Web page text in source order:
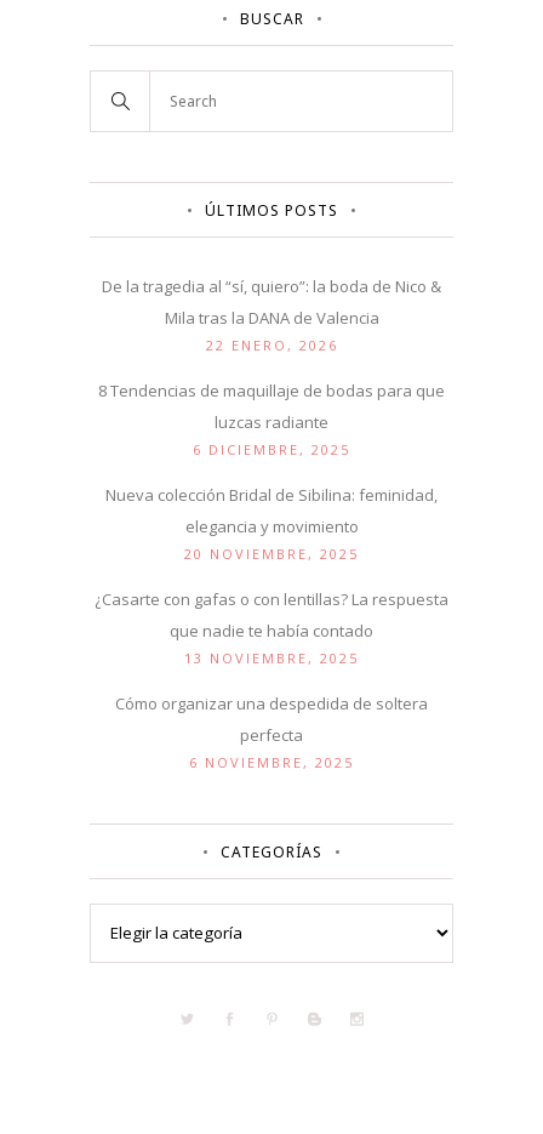
BUSCAR
ÚLTIMOS POSTS
De la tragedia al “sí, quiero”: la boda de Nico &
Mila tras la DANA de Valencia
22 ENERO, 2026
8 Tendencias de maquillaje de bodas para que
luzcas radiante
6 DICIEMBRE, 2025
Nueva colección Bridal de Sibilina: feminidad,
elegancia y movimiento
20 NOVIEMBRE, 2025
¿Casarte con gafas o con lentillas? La respuesta
que nadie te había contado
13 NOVIEMBRE, 2025
Cómo organizar una despedida de soltera
perfecta
6 NOVIEMBRE, 2025
CATEGORÍAS